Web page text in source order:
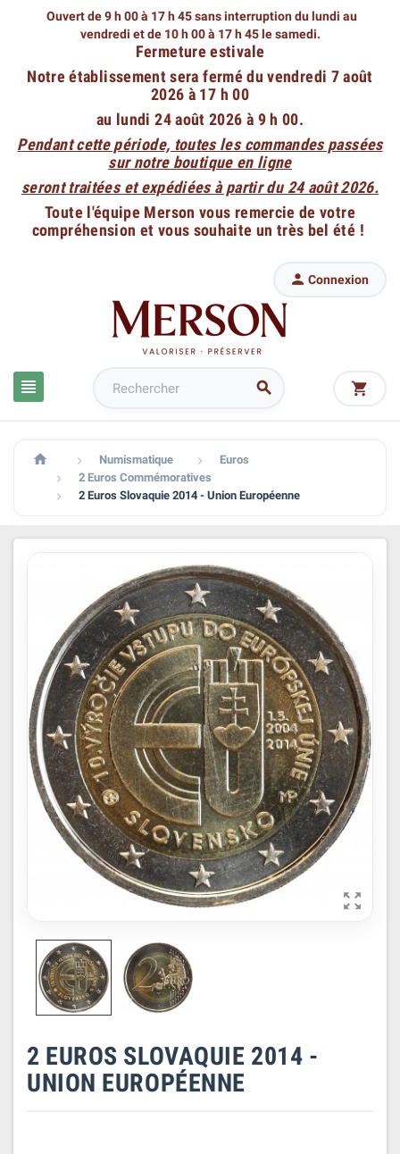
Ouvert de 9 h 00 à 17 h 45 sans interruption du lundi au
vendredi et de 10 h 00 à 17 h 45 le samedi.
Fermeture estivale
Notre établissement sera fermé du vendredi 7 août
2026 à 17 h 00
au lundi 24 août 2026 à 9 h 00.
Pendant cette période, toutes les commandes passées
sur notre boutique en ligne
seront traitées et expédiées à partir du 24 août 2026.
Toute l'équipe Merson vous remercie de votre
compréhension et vous souhaite un très bel été !
 
 Connexion

  Numismatique  Euros
 2 Euros Commémoratives
 2 Euros Slovaquie 2014 - Union Européenne

2 EUROS SLOVAQUIE 2014 -
UNION EUROPÉENNE